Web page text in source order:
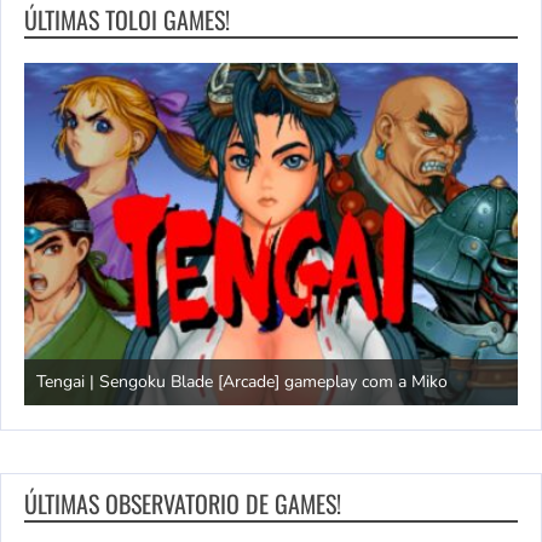
ÚLTIMAS TOLOI GAMES!
Tengai | Sengoku Blade [Arcade] gameplay com a Miko
ÚLTIMAS OBSERVATORIO DE GAMES!